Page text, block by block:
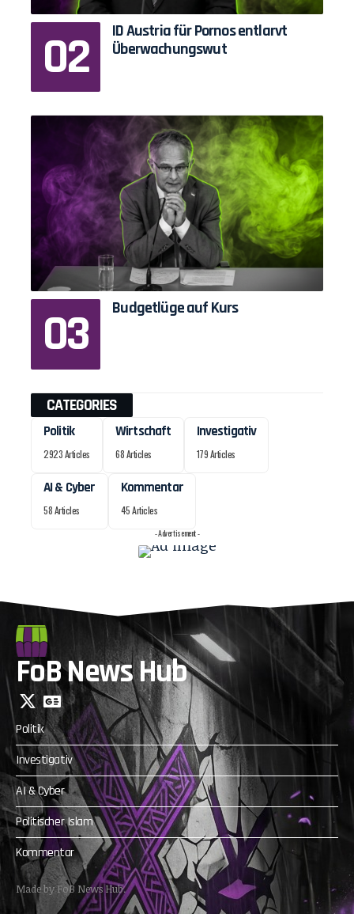
ID Austria für Pornos entlarvt
Überwachungswut
Budgetlüge auf Kurs
CATEGORIES
Politik
2923 Articles
Wirtschaft
68 Articles
Investigativ
179 Articles
AI & Cyber
58 Articles
Kommentar
45 Articles
- Advertisement -
FoB News Hub
Politik
Investigativ
AI & Cyber
Politischer Islam
Kommentar
Made by FoB News Hub.